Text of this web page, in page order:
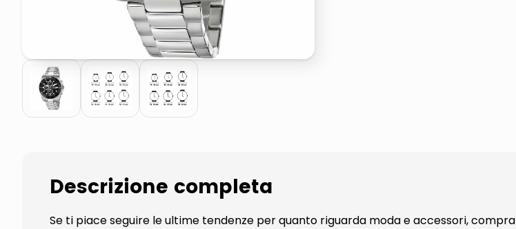
Descrizione completa
Se ti piace seguire le ultime tendenze per quanto riguarda moda e accessori, compra